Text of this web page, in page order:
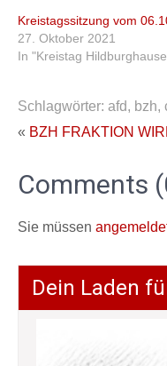
Kreistagssitzung vom
27. Oktober 2021
In "Kreistag
Schlagwörter: afd, bzh,
« BZH FRAKTION
Comments
Sie müssen
Dein Laden